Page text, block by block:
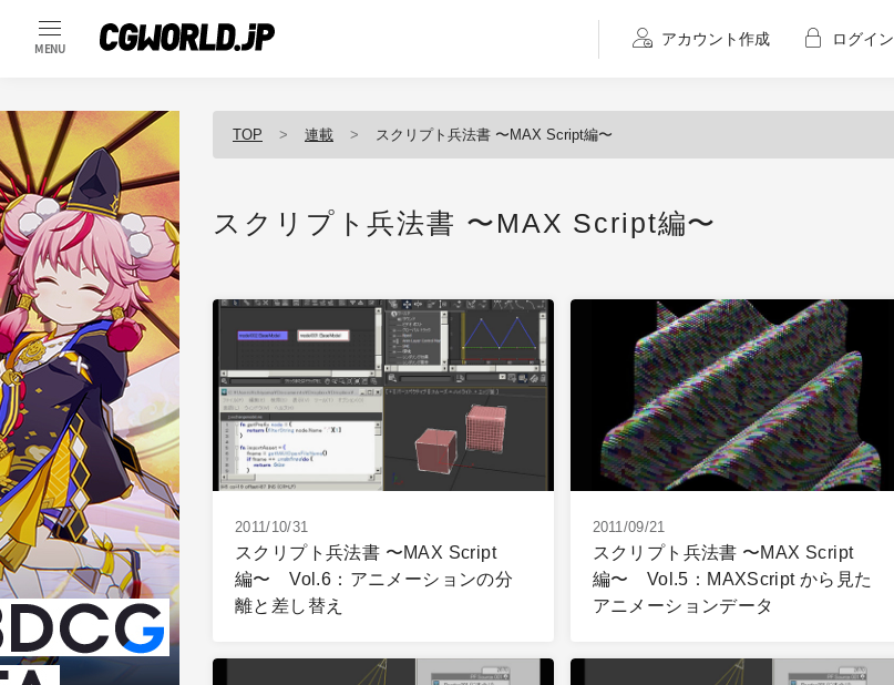
MENU
アカウント作成 ログイン
TOP 連載 スクリプト兵法書 〜MAX Script編〜
スクリプト兵法書 〜MAX Script編〜
2011/10/31
スクリプト兵法書 〜MAX Script
編〜 Vol.6：アニメーションの分
離と差し替え
2011/09/21
スクリプト兵法書 〜MAX Script
編〜 Vol.5：MAXScript から見た
アニメーションデータ